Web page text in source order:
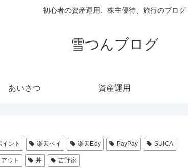
初心者の資産運用、株主優待、旅行のブログ
雪つんブログ
あいさつ 資産運用
イント 楽天ペイ 楽天Edy PayPay SUICA
ウト 丼 吉野家